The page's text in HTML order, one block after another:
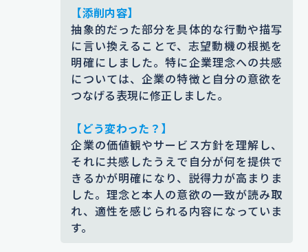
入社後は、常に相手の立場に立った
接客を意識し、最適な対応ができる
お客様の様子やニーズを素早く把握
し、求められることを先回りして実
行できるスタッフとして、お客様に
よう尽力したいです。
添削コメント｜「最適な対応」だけでは漠然とし
ているため、「ニーズを素早く把握し、先回りし
て実行する」という具体的な行動を加え、活躍イ
あります。笑顔になれたことを今で
も覚えています。
添削コメント｜「リラックスできた」だけでは印
象に残った出来事としての説得力が弱く感じま
表現することで、心を打たれた実際の体験として
強く印象に残っていることを強調しました。
【エピソード詳細】
そのとき、慣れない土地で戸惑って
いた私たち家族に笑顔で話しかけて
【添削内容】
抽象的だった部分を具体的な行動や描写
に言い換えることで、志望動機の根拠を
明確にしました。特に企業理念への共感
については、企業の特徴と自分の意欲を
つなげる表現に修正しました。
【どう変わった？】
企業の価値観やサービス方針を理解し、
それに共感したうえで自分が何を提供で
きるかが明確になり、説得力が高まりま
した。理念と本人の意欲の一致が読み取
れ、適性を感じられる内容になっていま
す。